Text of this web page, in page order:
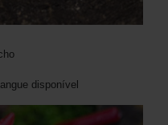
disponível